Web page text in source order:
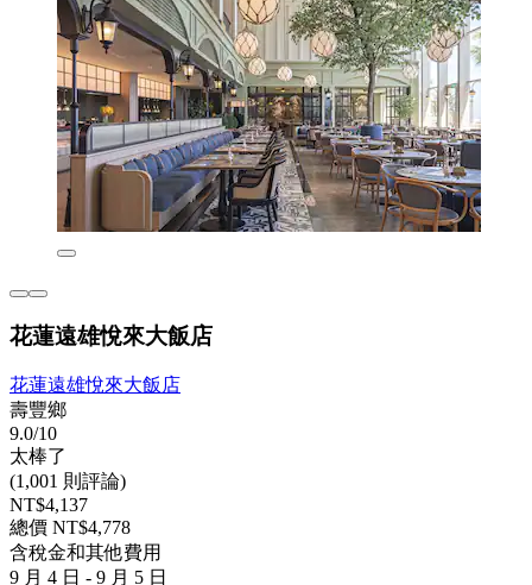
花蓮遠雄悅來大飯店
花蓮遠雄悅來大飯店
壽豐鄉
9.0/10
太棒了
(1,001 則評論)
NT$4,137
總價 NT$4,778
含稅金和其他費用
9 月 4 日 - 9 月 5 日